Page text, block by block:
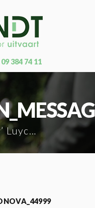
09 384 74 11